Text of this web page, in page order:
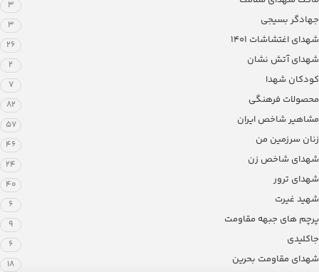
3
جهادگر بسیجی 3
شهدای اغتشاشات 1401 26
شهدای آتش نشان 2
کودکان شهدا 7
محصولات فرهنگی 82
مشاهیر شاخص ایران 57
زنان سرزمین من 46
شهدای شاخص زن 24
شهدای ترور 40
شهید غیرت 6
پرچم های جبهه مقاومت 9
جاکلیدی 6
شهدای مقاومت بحرین 18